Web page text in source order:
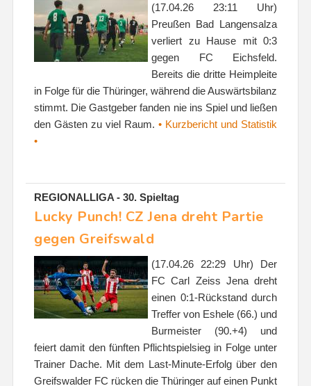
(17.04.26 23:11 Uhr)
Preußen Bad Langensalza
verliert zu Hause mit 0:3
gegen FC Eichsfeld.
Bereits die dritte Heimpleite
in Folge für die Thüringer, während die Auswärtsbilanz
stimmt. Die Gastgeber fanden nie ins Spiel und ließen
den Gästen zu viel Raum. • Kurzbericht und Statistik
•
REGIONALLIGA - 30. Spieltag
Lucky Punch! CZ Jena dreht Partie
gegen Greifswald
(17.04.26 22:29 Uhr) Der
FC Carl Zeiss Jena dreht
einen 0:1-Rückstand durch
Treffer von Eshele (66.) und
Burmeister (90.+4) und
feiert damit den fünften Pflichtspielsieg in Folge unter
Trainer Dache. Mit dem Last-Minute-Erfolg über den
Greifswalder FC rücken die Thüringer auf einen Punkt